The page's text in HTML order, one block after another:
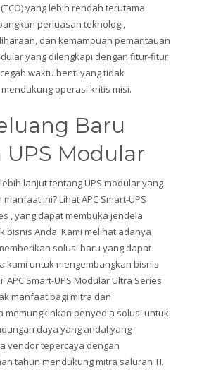
yang lebih rendah terutama
perluasan teknologi,
dan kemampuan pemantauan
yang dilengkapi dengan fitur-fitur
waktu henti yang tidak
operasi kritis misi.
Baru
Modular
lanjut tentang UPS modular yang
ini? Lihat APC Smart-UPS
, yang dapat membuka jendela
bisnis Anda. Kami melihat adanya
solusi baru yang dapat
kami untuk mengembangkan bisnis
APC Smart-UPS Modular Ultra Series
manfaat bagi mitra dan
memungkinkan penyedia solusi untuk
daya yang andal yang
vendor tepercaya dengan
tahun mendukung mitra saluran TI.